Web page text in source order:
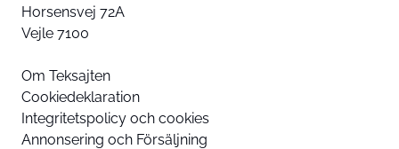
Horsensvej 72A
Vejle 7100
Om Teksajten
Cookiedeklaration
Integritetspolicy och cookies
Annonsering och Försäljning